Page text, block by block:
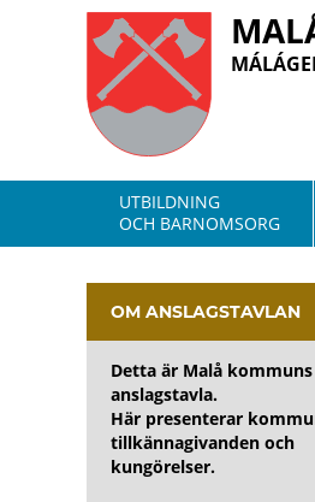
UTBILDNING
OCH BARNOMSORG
OM ANSLAGSTAVLAN
Detta är Malå
anslagstavla.
Här presenterar
tillkännagivanden och
kungörelser.